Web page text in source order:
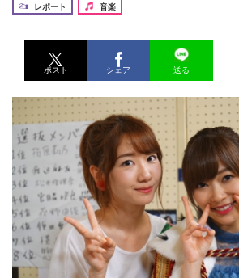
レポート
音楽
ポスト シェア 送る